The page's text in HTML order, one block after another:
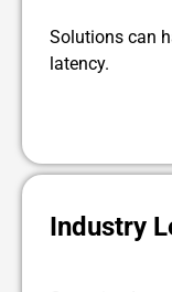
Solutions can
latency.
Industry